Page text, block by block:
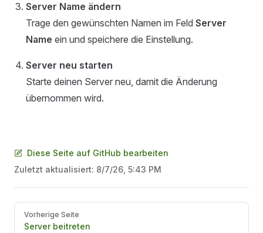
Server Name ändern
Trage den gewünschten Namen im Feld Server
Name ein und speichere die Einstellung.
Server neu starten
Starte deinen Server neu, damit die Änderung
übernommen wird.
Diese Seite auf GitHub bearbeiten
Zuletzt aktualisiert: 8/7/26, 5:43 PM
Pager
Vorherige Seite
Server beitreten